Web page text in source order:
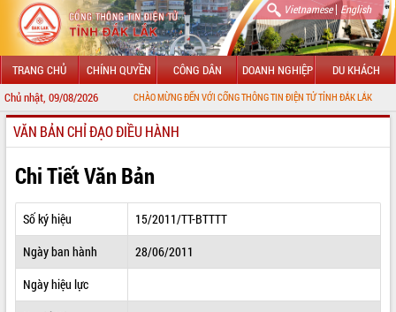
Vietnamese| English
TRANG CHỦ CHÍNH QUYỀN CÔNG DÂN DOANH NGHIỆP DU KHÁCH
Chủ nhật, 09/08/2026CHÀO MỪNG ĐẾN VỚI CỔNG THÔNG TIN ĐIỆN TỬ TỈNH ĐẮK LẮK
GIỚI THIỆU
LÃNH ĐẠO UBND TỈNH
TIN TỨC SỰ KIỆN
SỞ, BAN, NGÀNH
VĂN BẢN CHỈ ĐẠO ĐIỀU HÀNH
Chi Tiết Văn Bản
Số ký hiệu
15/2011/TT-BTTTT
Ngày ban hành
28/06/2011
Ngày hiệu lực